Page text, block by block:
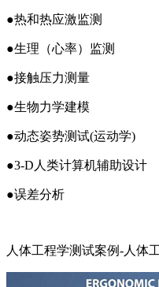
●热和热应激监测
●生理（心率）监测
●接触压力测量
●生物力学建模
●动态姿势测试(运动学)
●3-D人类计算机辅助设计
●误差分析
人体工程学测试案例-人体